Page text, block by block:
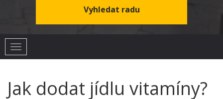
Toggle
navigation
Jak dodat jídlu vitamíny?